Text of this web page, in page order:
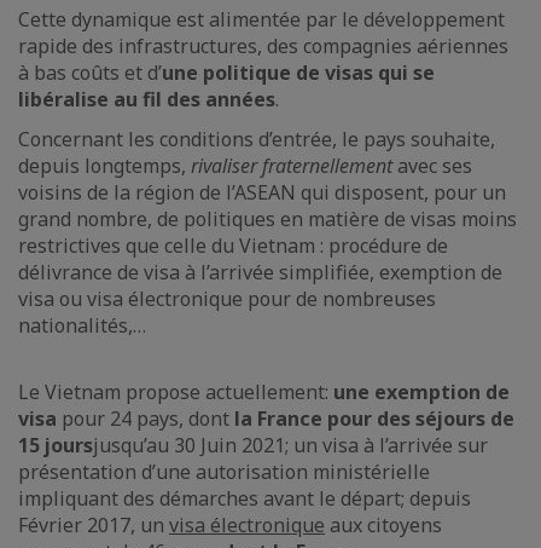
Cette dynamique est alimentée par le développement
rapide des infrastructures, des compagnies aériennes
à bas coûts et d’une politique de visas qui se
libéralise au fil des années.
Concernant les conditions d’entrée, le pays souhaite,
depuis longtemps, rivaliser fraternellementavec ses
voisins de la région de l’ASEAN qui disposent, pour un
grand nombre, de politiques en matière de visas moins
restrictives que celle du Vietnam : procédure de
délivrance de visa à l’arrivée simplifiée, exemption de
visa ou visa électronique pour de nombreuses
nationalités,…
Le Vietnam propose actuellement: une exemption de
visa pour 24 pays, dont la France pour des séjours de
15 joursjusqu’au 30 Juin 2021; un visa à l’arrivée sur
présentation d’une autorisation ministérielle
impliquant des démarches avant le départ; depuis
Février 2017, un visa électronique aux citoyens